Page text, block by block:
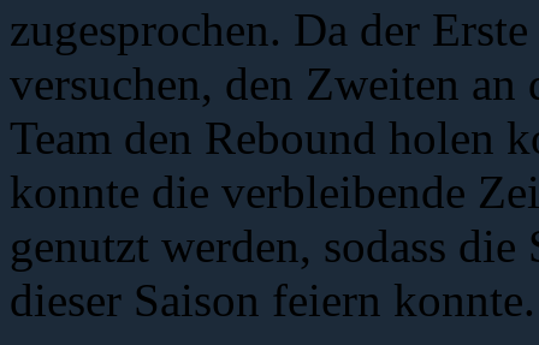
zugesprochen. Da der
versuchen, den Zweiten
Team den Rebound holen
konnte die verbleibende
genutzt werden, sodass
dieser Saison feiern konnte.